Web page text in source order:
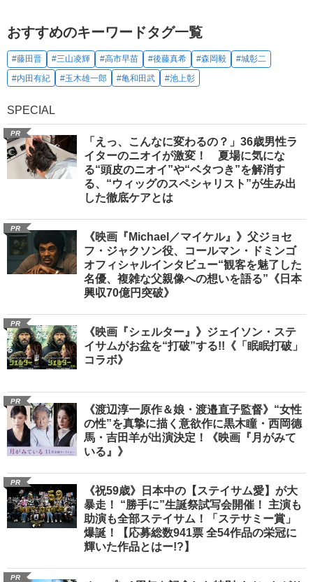
おすすめのキーワードタグ一覧
#藤田晋 #三山凌輝 #高市早苗 #後藤真希 #森岡毅
#城彰二
#内田有紀
#玉木雄一郎 #亀和田武 #池上彰
SPECIAL
PR
「えっ、こんなに変わるの？」36歳男性ラ
イターのニオイが激変！ 夏場に気にな
る“頭皮のニオイ”や“ベタつき”を解消す
る、“ウィッグのスペシャリスト”が生み出
した徹底ケアとは
PR
《映画『Michael／マイケル』》父ジョセ
フ・ジャクソン役、コールマン・ドミンゴ
オフィシャルインタビュー“観客を魅了した
名優、複雑な父親像への想いを語る”《日本
興収70億円突破》
PR
《映画『シェルター』》ジェイソン・ステ
イサムがお盆を“打破”する!!《「眠眠打破」
コラボ》
PR
《渡辺淳一原作＆娘・渡邉直子監督》“女性
の性”を真摯に描く意欲作に黒木瞳・西岡德
馬・吉田羊が出演決定！《映画『月がみて
いる』》
PR
《祝59歳》日本中の【ステイサム愛】が大
暴走！ “勝手に”生誕祭試写会開催！ 主演も
助演も全部ステイサム！「ステサミー賞」
爆誕！【応募総数941票 全54作品の栄冠に
輝いた作品とはー!?】
PR